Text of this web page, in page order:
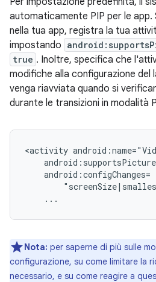
automaticamente PIP per le app.
nella tua app, registra la tua
impostando
true . Inoltre, specifica che
modifiche alla configurazione del
venga riavviata quando si
durante le transizioni in modalità
<activity
Nota: per saperne di più sulle
configurazione, su come limitare la
necessario, e su come reagire a